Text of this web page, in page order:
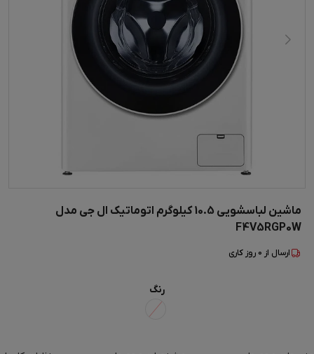
ماشین لباسشویی 10.5 کیلوگرم اتوماتیک ال جی مدل
F4V5RGP0W
ارسال از 0 روز کاری
رنگ